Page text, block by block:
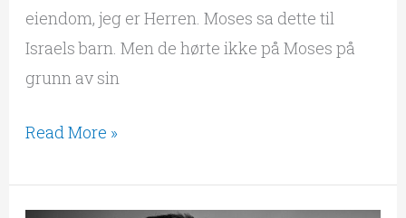
eiendom, jeg er Herren. Moses sa dette til
Israels barn. Men de hørte ikke på Moses på
grunn av sin
Read More »